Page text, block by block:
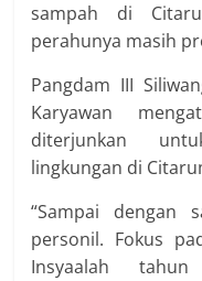
sampah di
perahunya masih
Pangdam III
Karyawan
diterjunkan
lingkungan di
“Sampai dengan
personil. Fokus
Insyaalah